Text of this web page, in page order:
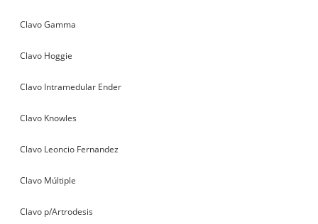
Clavo Gamma
Clavo Hoggie
Clavo Intramedular Ender
Clavo Knowles
Clavo Leoncio Fernandez
Clavo Múltiple
Clavo p/Artrodesis